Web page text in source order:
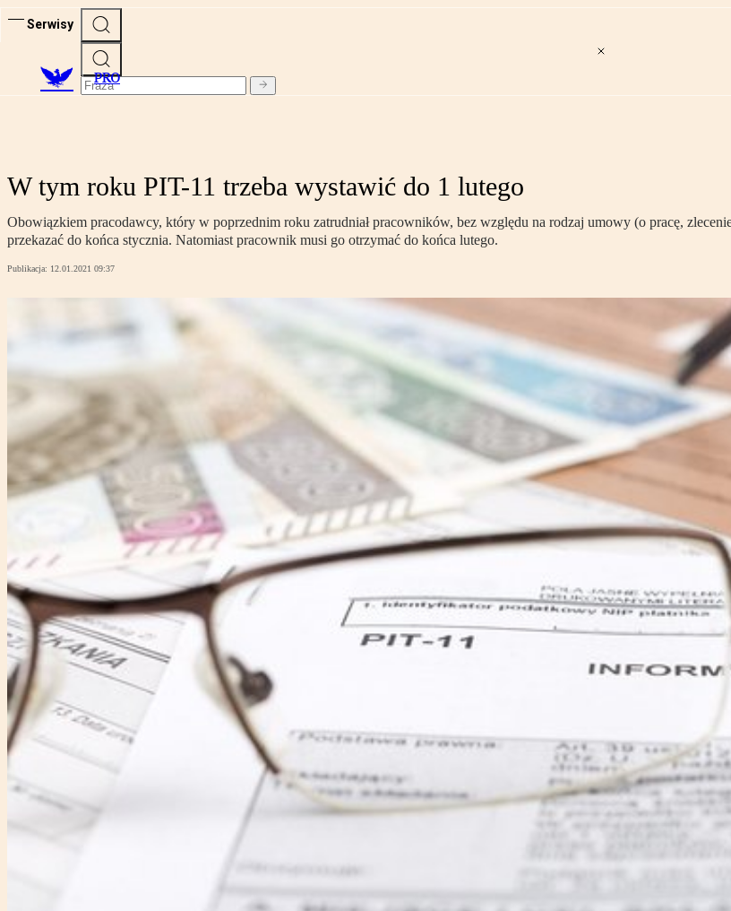
Serwisy
PRO
W tym roku PIT-11 trzeba wystawić do 1 lutego
Obowiązkiem pracodawcy, który w poprzednim roku zatrudniał pracowników, bez względu na rodzaj umowy (o pracę,
przekazać do końca stycznia. Natomiast pracownik musi go otrzymać do końca lutego.
Publikacja: 12.01.2021 09:37